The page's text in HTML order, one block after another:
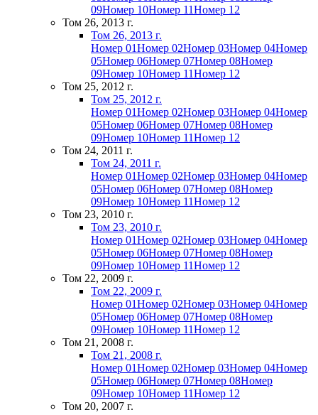
09Номер 10Номер 11Номер 12
Том 26, 2013 г.
Том 26, 2013 г.
Номер 01Номер 02Номер 03Номер 04Номер
05Номер 06Номер 07Номер 08Номер
09Номер 10Номер 11Номер 12
Том 25, 2012 г.
Том 25, 2012 г.
Номер 01Номер 02Номер 03Номер 04Номер
05Номер 06Номер 07Номер 08Номер
09Номер 10Номер 11Номер 12
Том 24, 2011 г.
Том 24, 2011 г.
Номер 01Номер 02Номер 03Номер 04Номер
05Номер 06Номер 07Номер 08Номер
09Номер 10Номер 11Номер 12
Том 23, 2010 г.
Том 23, 2010 г.
Номер 01Номер 02Номер 03Номер 04Номер
05Номер 06Номер 07Номер 08Номер
09Номер 10Номер 11Номер 12
Том 22, 2009 г.
Том 22, 2009 г.
Номер 01Номер 02Номер 03Номер 04Номер
05Номер 06Номер 07Номер 08Номер
09Номер 10Номер 11Номер 12
Том 21, 2008 г.
Том 21, 2008 г.
Номер 01Номер 02Номер 03Номер 04Номер
05Номер 06Номер 07Номер 08Номер
09Номер 10Номер 11Номер 12
Том 20, 2007 г.